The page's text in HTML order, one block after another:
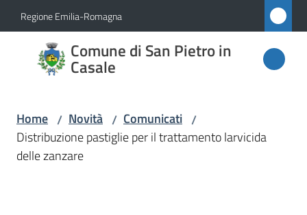
Vai al contenuto
Vai alla navigazione
Vai al footer
Regione Emilia-Romagna
Comune di San Pietro in
Casale
Comune
di San
Casale
Home / Novità / Comunicati /
Distribuzione pastiglie per il trattamento larvicida
delle zanzare